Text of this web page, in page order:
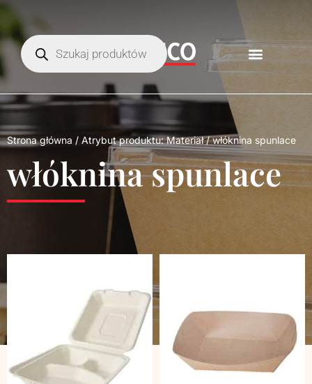
Strona główna / Atrybut produktu: Materiał / włóknina spunlace
włóknina spunlace